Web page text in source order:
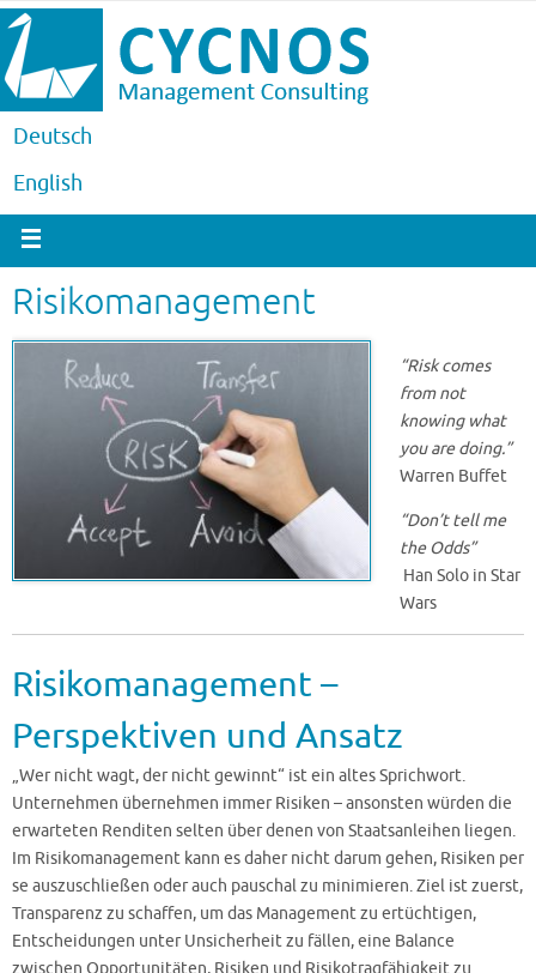
Deutsch
English
Risikomanagement
“Risk comes
from not
knowing what
you are doing.”
Warren Buffet
“Don’t tell me
the Odds”
Han Solo in Star
Wars
Risikomanagement –
Perspektiven und Ansatz
„Wer nicht wagt, der nicht gewinnt“ ist ein altes Sprichwort.
Unternehmen übernehmen immer Risiken – ansonsten würden die
erwarteten Renditen selten über denen von Staatsanleihen liegen.
Im Risikomanagement kann es daher nicht darum gehen, Risiken per
se auszuschließen oder auch pauschal zu minimieren. Ziel ist zuerst,
Transparenz zu schaffen, um das Management zu ertüchtigen,
Entscheidungen unter Unsicherheit zu fällen, eine Balance
zwischen Opportunitäten, Risiken und Risikotragfähigkeit zu